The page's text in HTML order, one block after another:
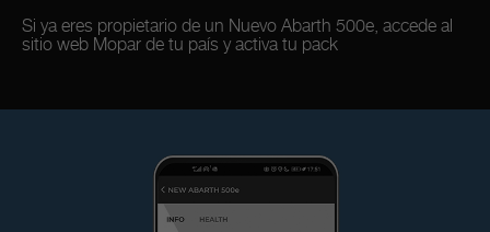
Si ya eres propietario de un Nuevo Abarth 500e, accede al
sitio web Mopar de tu país y activa tu pack